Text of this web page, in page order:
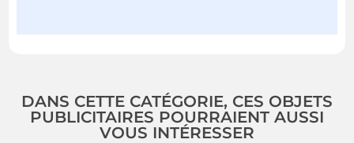
DANS CETTE CATÉGORIE, CES OBJETS
PUBLICITAIRES POURRAIENT AUSSI
VOUS INTÉRESSER